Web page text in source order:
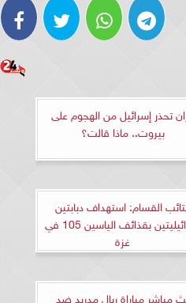
تحذر إسرائيل من الهجوم على
بيروت.. ماذا قالت؟
القسام: استهداف دبابتين
إسرائيليتين بقذائف الياسين 105 في
غزة
مباشر مباراة ريال مدريد ضد